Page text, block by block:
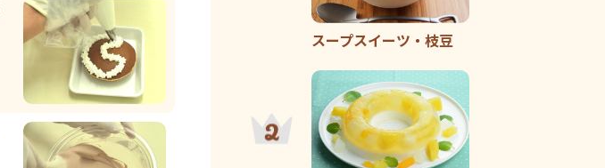
スープスイーツ・枝豆